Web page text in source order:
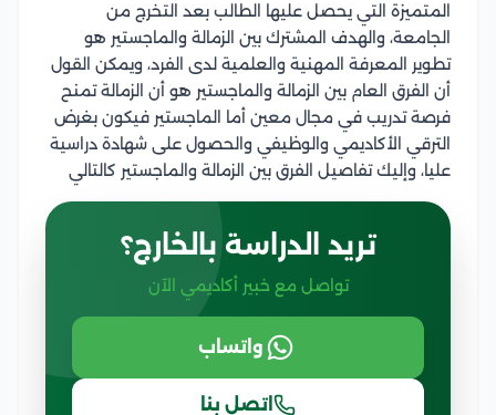
المتميزة التي يحصل عليها الطالب بعد التخرج من
الجامعة، والهدف المشترك بين الزمالة والماجستير هو
تطوير المعرفة المهنية والعلمية لدى الفرد، ويمكن القول
أن الفرق العام بين الزمالة والماجستير هو أن الزمالة تمنح
فرصة تدريب في مجال معين أما الماجستير فيكون بغرض
الترقي الأكاديمي والوظيفي والحصول على شهادة دراسية
عليا، وإليك تفاصيل الفرق بين الزمالة والماجستير كالتالي
تريد الدراسة بالخارج؟
تواصل مع خبير أكاديمي الآن
واتساب
اتصل بنا